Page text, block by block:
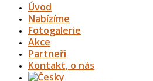
Úvod
Nabízíme
Fotogalerie
Akce
Partneři
Kontakt, o nás